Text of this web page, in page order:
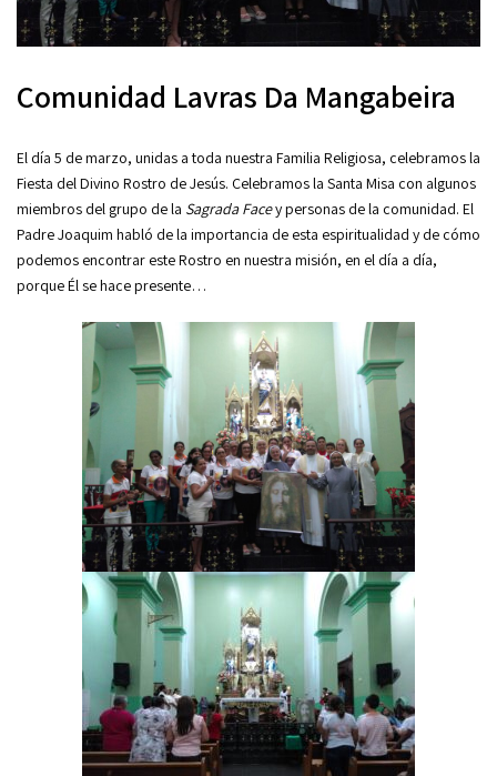
Comunidad Lavras Da Mangabeira
El día 5 de marzo, unidas a toda nuestra Familia Religiosa, celebramos la
Fiesta del Divino Rostro de Jesús. Celebramos la Santa Misa con algunos
miembros del grupo de la Sagrada Facey personas de la comunidad. El
Padre Joaquim habló de la importancia de esta espiritualidad y de cómo
podemos encontrar este Rostro en nuestra misión, en el día a día,
porque Él se hace presente…